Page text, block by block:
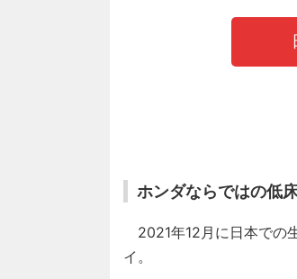
ホンダならではの低
2021年12月に日本での
イ。